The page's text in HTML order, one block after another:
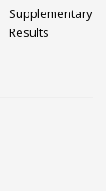
Supplementary
Results